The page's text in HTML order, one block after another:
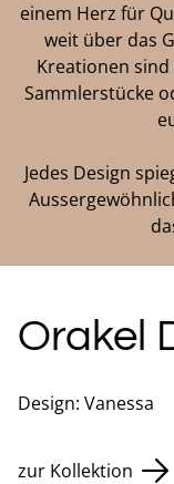
einem Herz für
weit über das
Kreationen
Sammlerstücke
Jedes Design
Orakel
Design: Vanessa
zur Kollektion